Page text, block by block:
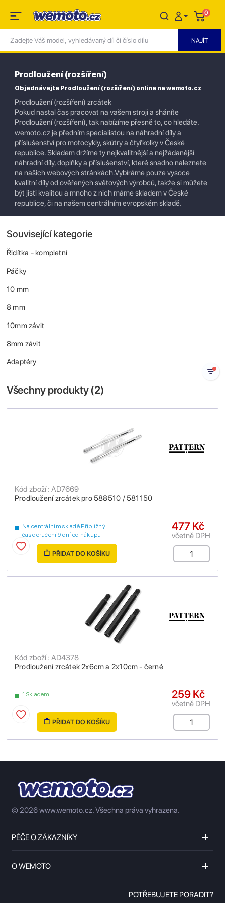
0
Prodloužení (rozšíření)
Objednávejte Prodloužení (rozšíření) online na wemoto.cz
Prodloužení (rozšíření) zrcátek
Pokud nastal čas pracovat na vašem stroji a sháníte
Prodloužení (rozšíření), tak nabízíme přesně to, co hledáte.
wemoto.cz je předním specialistou na náhradní díly a
příslušenství pro motocykly, skútry a čtyřkolky v České
republice. Skladem držíme ty nejkvalitnější a nejžádanější
náhradní díly, doplňky a příslušenství, které snadno naleznete
na našich webových stránkách.Vybíráme pouze vysoce
kvalitní díly od ověřených světových výrobců, takže si můžete
být jisti kvalitou a mnoho z nich máme skladem v České
republice, či na našem centrálním evropském skladě.
Související kategorie
Řidítka - kompletní
Páčky
10 mm
8 mm
10mm závit
8mm závit
Adaptéry
Všechny produkty (2)
Prodloužení zrcátek pro 588510 / 581150
Kód zboží : AD7669
Na centrálním skladě Přibližný
čas doručení 9 dní od nákupu
477 Kč
včetně DPH
PŘIDAT DO KOŠÍKU
Prodloužení zrcátek 2x6cm a 2x10cm - černé
Kód zboží : AD4378
1 Skladem 259 Kč
včetně DPH
PŘIDAT DO KOŠÍKU
© 2026 www.wemoto.cz.Všechna práva vyhrazena.
PÉČE O ZÁKAZNÍKY
O WEMOTO
POTŘEBUJETE PORADIT?